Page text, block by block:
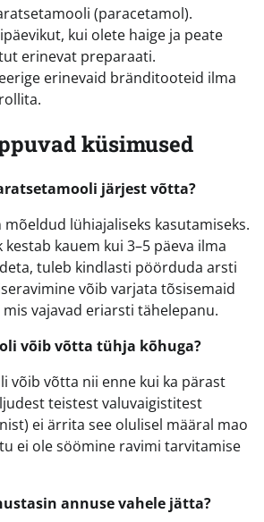
(paracetamol).
kui olete haige ja peate
erinevat preparaati.
erinevaid bränditooteid ilma
küsimused
järjest võtta?
lühiajaliseks kasutamiseks.
kestab kauem kui 3–5 päeva ilma
tuleb kindlasti pöörduda arsti
võib varjata tõsisemaid
vajavad eriarsti tähelepanu.
võib võtta tühja kõhuga?
võib võtta nii enne kui ka pärast
teistest valuvaigistitest
ei ärrita see olulisel määral mao
ei ole söömine ravimi tarvitamise
annuse vahele jätta?